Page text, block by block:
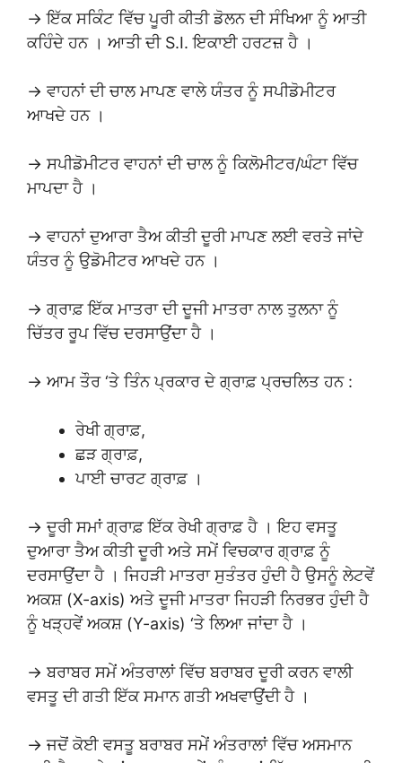
→ ਇੱਕ ਸਕਿੰਟ ਵਿੱਚ ਪੂਰੀ ਕੀਤੀ ਡੋਲਨ ਦੀ ਸੰਖਿਆ ਨੂੰ ਆਤੀ
ਕਹਿੰਦੇ ਹਨ । ਆਤੀ ਦੀ S.I. ਇਕਾਈ ਹਰਟਜ਼ ਹੈ ।
→ ਵਾਹਨਾਂ ਦੀ ਚਾਲ ਮਾਪਣ ਵਾਲੇ ਯੰਤਰ ਨੂੰ ਸਪੀਡੋਮੀਟਰ
ਆਖਦੇ ਹਨ ।
→ ਸਪੀਡੋਮੀਟਰ ਵਾਹਨਾਂ ਦੀ ਚਾਲ ਨੂੰ ਕਿਲੋਮੀਟਰ/ਘੰਟਾ ਵਿੱਚ
ਮਾਪਦਾ ਹੈ ।
→ ਵਾਹਨਾਂ ਦੁਆਰਾ ਤੈਅ ਕੀਤੀ ਦੂਰੀ ਮਾਪਣ ਲਈ ਵਰਤੇ ਜਾਂਦੇ
ਯੰਤਰ ਨੂੰ ਉਡੋਮੀਟਰ ਆਖਦੇ ਹਨ ।
→ ਗ੍ਰਾਫ਼ ਇੱਕ ਮਾਤਰਾ ਦੀ ਦੂਜੀ ਮਾਤਰਾ ਨਾਲ ਤੁਲਨਾ ਨੂੰ
ਚਿੱਤਰ ਰੂਪ ਵਿੱਚ ਦਰਸਾਉਂਦਾ ਹੈ ।
→ ਆਮ ਤੌਰ ‘ਤੇ ਤਿੰਨ ਪ੍ਰਕਾਰ ਦੇ ਗ੍ਰਾਫ਼ ਪ੍ਰਚਲਿਤ ਹਨ :
ਰੇਖੀ ਗ੍ਰਾਫ਼,
ਛੜ ਗ੍ਰਾਫ਼,
ਪਾਈ ਚਾਰਟ ਗ੍ਰਾਫ਼ ।
→ ਦੂਰੀ ਸਮਾਂ ਗ੍ਰਾਫ਼ ਇੱਕ ਰੇਖੀ ਗ੍ਰਾਫ਼ ਹੈ । ਇਹ ਵਸਤੂ
ਦੁਆਰਾ ਤੈਅ ਕੀਤੀ ਦੂਰੀ ਅਤੇ ਸਮੇਂ ਵਿਚਕਾਰ ਗ੍ਰਾਫ਼ ਨੂੰ
ਦਰਸਾਉਂਦਾ ਹੈ । ਜਿਹੜੀ ਮਾਤਰਾ ਸੁਤੰਤਰ ਹੁੰਦੀ ਹੈ ਉਸਨੂੰ ਲੇਟਵੇਂ
ਅਕਸ਼ (X-axis) ਅਤੇ ਦੂਜੀ ਮਾਤਰਾ ਜਿਹੜੀ ਨਿਰਭਰ ਹੁੰਦੀ ਹੈ
ਨੂੰ ਖੜ੍ਹਵੇਂ ਅਕਸ਼ (Y-axis) ‘ਤੇ ਲਿਆ ਜਾਂਦਾ ਹੈ ।
→ ਬਰਾਬਰ ਸਮੇਂ ਅੰਤਰਾਲਾਂ ਵਿੱਚ ਬਰਾਬਰ ਦੂਰੀ ਕਰਨ ਵਾਲੀ
ਵਸਤੂ ਦੀ ਗਤੀ ਇੱਕ ਸਮਾਨ ਗਤੀ ਅਖਵਾਉਂਦੀ ਹੈ ।
→ ਜਦੋਂ ਕੋਈ ਵਸਤੂ ਬਰਾਬਰ ਸਮੇਂ ਅੰਤਰਾਲਾਂ ਵਿੱਚ ਅਸਮਾਨ